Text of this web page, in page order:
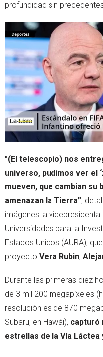
profundidad sin
"(El telescopio) nos
universo, pudimos ver el
mueven, que cambian su
amenazan la Tierra”,
imágenes la
Universidades para la
Estados Unidos (AURA),
proyecto Vera Rubin,
Durante las primeras diez
de 3 mil 200 megapíxeles
resolución es de 870
Subaru, en Hawái), capturó
estrellas de la Vía